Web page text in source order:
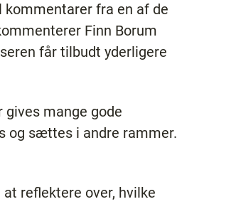
fra en af de
Finn Borum
får tilbudt yderligere
mange gode
og sættes i andre rammer.
reflektere over, hvilke